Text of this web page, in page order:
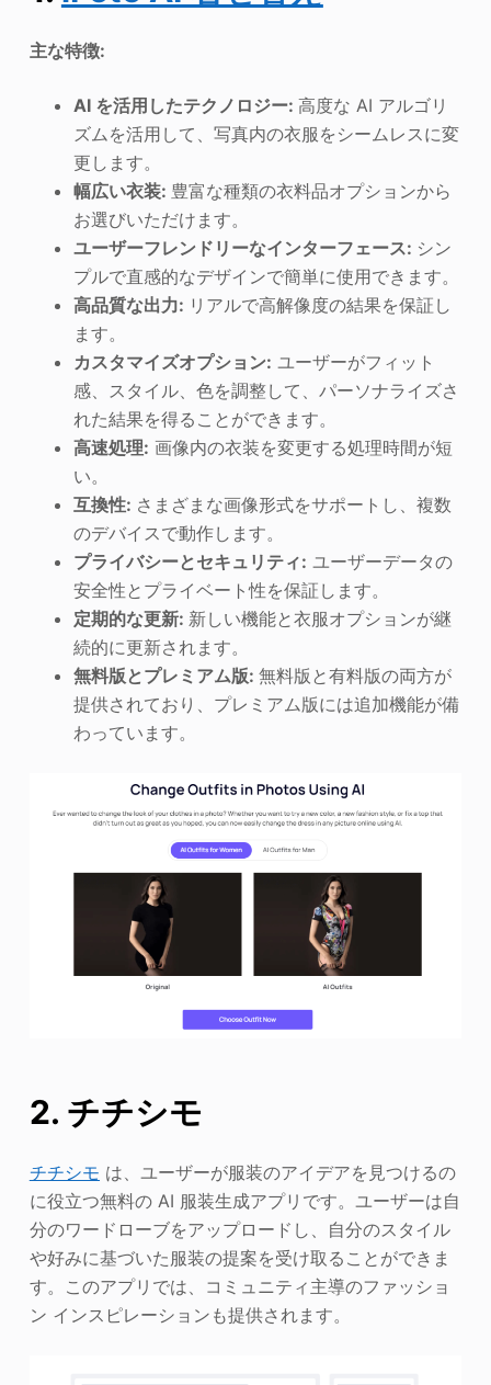
主な特徴:
AI を活用したテクノロジー: 高度な AI アルゴリ
ズムを活用して、写真内の衣服をシームレスに変
更します。
幅広い衣装: 豊富な種類の衣料品オプションから
お選びいただけます。
ユーザーフレンドリーなインターフェース: シン
プルで直感的なデザインで簡単に使用できます。
高品質な出力: リアルで高解像度の結果を保証し
ます。
カスタマイズオプション: ユーザーがフィット
感、スタイル、色を調整して、パーソナライズさ
れた結果を得ることができます。
高速処理: 画像内の衣装を変更する処理時間が短
い。
互換性: さまざまな画像形式をサポートし、複数
のデバイスで動作します。
プライバシーとセキュリティ: ユーザーデータの
安全性とプライベート性を保証します。
定期的な更新: 新しい機能と衣服オプションが継
続的に更新されます。
無料版とプレミアム版: 無料版と有料版の両方が
提供されており、プレミアム版には追加機能が備
わっています。
2. チチシモ
チチシモ は、ユーザーが服装のアイデアを見つけるの
に役立つ無料の AI 服装生成アプリです。ユーザーは自
分のワードローブをアップロードし、自分のスタイル
や好みに基づいた服装の提案を受け取ることができま
す。このアプリでは、コミュニティ主導のファッショ
ン インスピレーションも提供されます。